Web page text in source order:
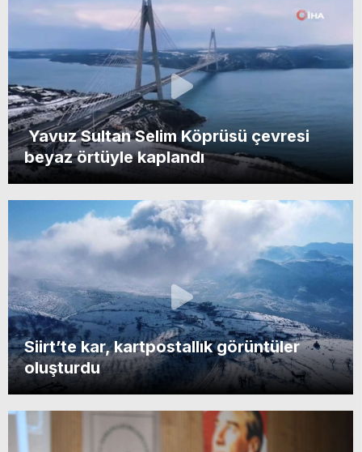
Yavuz Sultan Selim Köprüsü çevresi
beyaz örtüyle kaplandı
Siirt’te kar, kartpostallık görüntüler
oluşturdu